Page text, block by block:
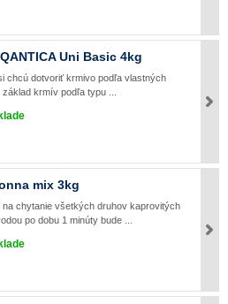
Uni Basic 4kg
chcú dotvoriť krmivo podľa vlastných
krmív podľa typu ...
mix 3kg
na chytanie všetkých druhov kaprovitých
po dobu 1 minúty bude ...